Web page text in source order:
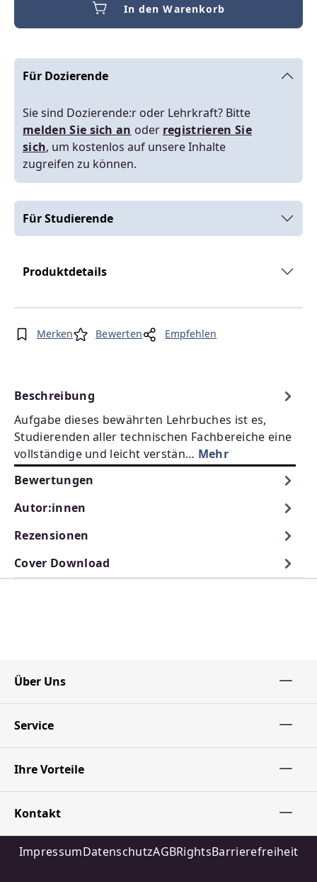
In den Warenkorb
Für Dozierende
Sie sind Dozierende:r oder Lehrkraft? Bitte
melden Sie sich an oder registrieren Sie
sich, um kostenlos auf unsere Inhalte
zugreifen zu können.
Für Studierende
Produktdetails
Merken Bewerten Empfehlen
Beschreibung
Aufgabe dieses bewährten Lehrbuches ist es,
Studierenden aller technischen Fachbereiche eine
vollständige und leicht verstän… Mehr
Bewertungen
Autor:innen
Rezensionen
Cover Download
Über Uns
Service
Ihre Vorteile
Kontakt
ImpressumDatenschutzAGBRightsBarrierefreiheit